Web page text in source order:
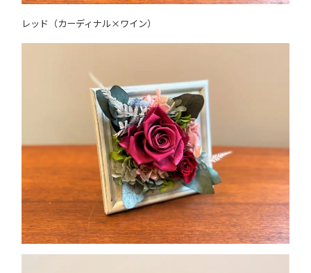
レッド（カーディナル×ワイン）